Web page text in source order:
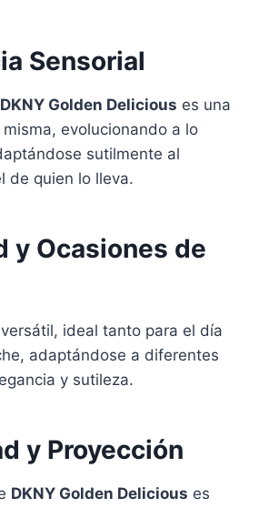
Sensorial
DKNY Golden Delicious es una
evolucionando a lo
sutilmente al
de quien lo lleva.
y Ocasiones de
ideal tanto para el día
adaptándose a diferentes
y sutileza.
y Proyección
DKNY Golden Delicious es